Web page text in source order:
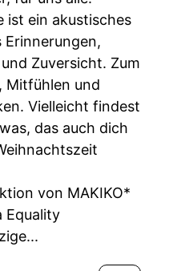
ist ein akustisches
Erinnerungen,
Zuversicht. Zum
Mitfühlen und
Vielleicht findest
das auch dich
von MAKIKO*
Equality